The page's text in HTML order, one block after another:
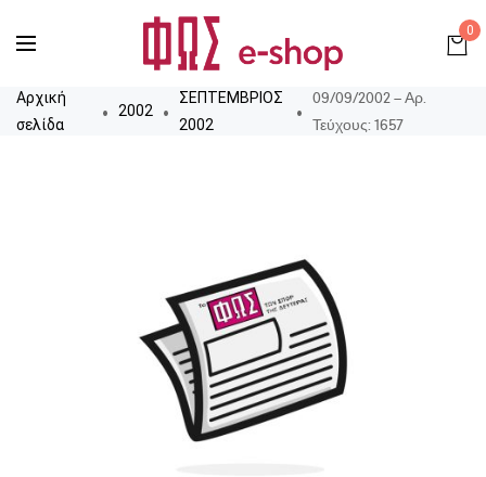
0
Αρχική
σελίδα
2002
ΣΕΠΤΕΜΒΡΙΟΣ
2002
09/09/2002 – Αρ.
Τεύχους: 1657